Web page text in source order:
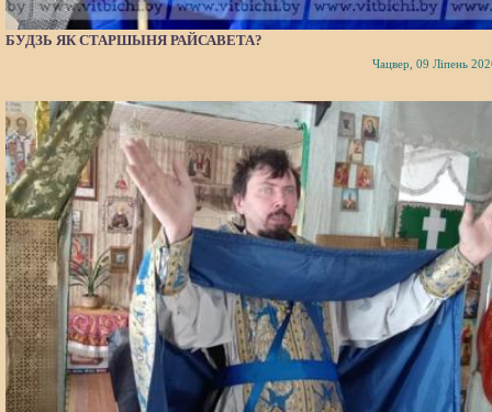
БУДЗЬ ЯК СТАРШЫНЯ РАЙСАВЕТА?
Чацвер, 09 Ліпень